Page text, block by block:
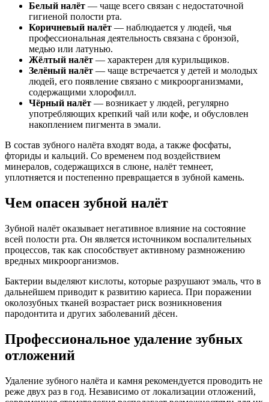
Белый налёт — чаще всего связан с недостаточной
гигиеной полости рта.
Коричневый налёт — наблюдается у людей, чья
профессиональная деятельность связана с бронзой,
медью или латунью.
Жёлтый налёт — характерен для курильщиков.
Зелёный налёт — чаще встречается у детей и молодых
людей, его появление связано с микроорганизмами,
содержащими хлорофилл.
Чёрный налёт — возникает у людей, регулярно
употребляющих крепкий чай или кофе, и обусловлен
накоплением пигмента в эмали.
В состав зубного налёта входят вода, а также фосфаты,
фториды и кальций. Со временем под воздействием
минералов, содержащихся в слюне, налёт темнеет,
уплотняется и постепенно превращается в зубной камень.
Чем опасен зубной налёт
Зубной налёт оказывает негативное влияние на состояние
всей полости рта. Он является источником воспалительных
процессов, так как способствует активному размножению
вредных микроорганизмов.
Бактерии выделяют кислоты, которые разрушают эмаль, что в
дальнейшем приводит к развитию кариеса. При поражении
околозубных тканей возрастает риск возникновения
пародонтита и других заболеваний дёсен.
Профессиональное удаление зубных
отложений
Удаление зубного налёта и камня рекомендуется проводить не
реже двух раз в год. Независимо от локализации отложений,